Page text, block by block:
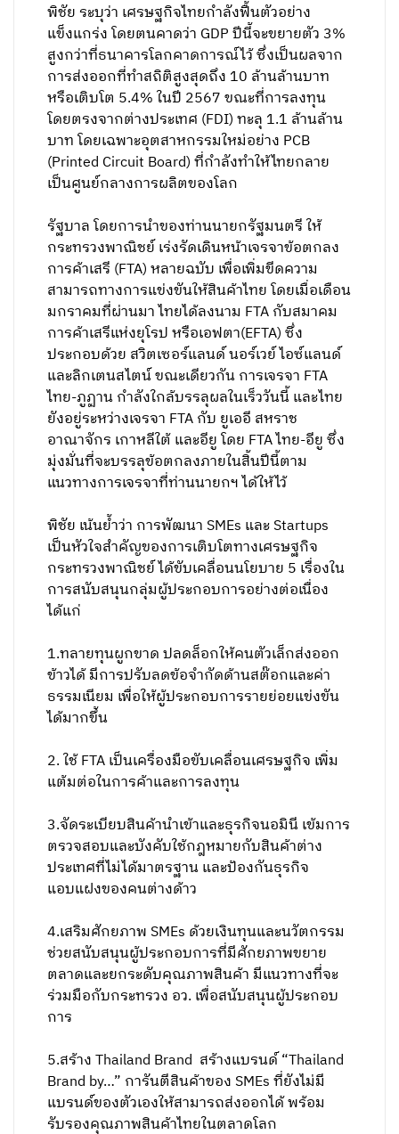
พิชัย ระบุว่า เศรษฐกิจไทยกำลังฟื้นตัวอย่าง
แข็งแกร่ง โดยตนคาดว่า GDP ปีนี้จะขยายตัว 3%
สูงกว่าที่ธนาคารโลกคาดการณ์ไว้ ซึ่งเป็นผลจาก
การส่งออกที่ทำสถิติสูงสุดถึง 10 ล้านล้านบาท
หรือเติบโต 5.4% ในปี 2567 ขณะที่การลงทุน
โดยตรงจากต่างประเทศ (FDI) ทะลุ 1.1 ล้านล้าน
บาท โดยเฉพาะอุตสาหกรรมใหม่อย่าง PCB
(Printed Circuit Board) ที่กำลังทำให้ไทยกลาย
เป็นศูนย์กลางการผลิตของโลก
รัฐบาล โดยการนำของท่านนายกรัฐมนตรี ให้
กระทรวงพาณิชย์ เร่งรัดเดินหน้าเจรจาข้อตกลง
การค้าเสรี (FTA) หลายฉบับ เพื่อเพิ่มขีดความ
สามารถทางการแข่งขันให้สินค้าไทย โดยเมื่อเดือน
มกราคมที่ผ่านมา ไทยได้ลงนาม FTA กับสมาคม
การค้าเสรีแห่งยุโรป หรือเอฟตา(EFTA) ซึ่ง
ประกอบด้วย สวิตเซอร์แลนด์ นอร์เวย์ ไอซ์แลนด์
และลิกเตนสไตน์ ขณะเดียวกัน การเจรจา FTA
ไทย-ภูฏาน กำลังใกล้บรรลุผลในเร็ววันนี้ และไทย
ยังอยู่ระหว่างเจรจา FTA กับ ยูเออี สหราช
อาณาจักร เกาหลีใต้ และอียู โดย FTA ไทย-อียู ซึ่ง
มุ่งมั่นที่จะบรรลุข้อตกลงภายในสิ้นปีนี้ตาม
แนวทางการเจรจาที่ท่านนายกฯ ได้ให้ไว้
พิชัย เน้นย้ำว่า การพัฒนา SMEs และ Startups
เป็นหัวใจสำคัญของการเติบโตทางเศรษฐกิจ
กระทรวงพาณิชย์ ได้ขับเคลื่อนนโยบาย 5 เรื่องใน
การสนับสนุนกลุ่มผู้ประกอบการอย่างต่อเนื่อง
ได้แก่
1.ทลายทุนผูกขาด ปลดล็อกให้คนตัวเล็กส่งออก
ข้าวได้ มีการปรับลดข้อจำกัดด้านสต๊อกและค่า
ธรรมเนียม เพื่อให้ผู้ประกอบการรายย่อยแข่งขัน
ได้มากขึ้น
2. ใช้ FTA เป็นเครื่องมือขับเคลื่อนเศรษฐกิจ เพิ่ม
แต้มต่อในการค้าและการลงทุน
3.จัดระเบียบสินค้านำเข้าและธุรกิจนอมินี เข้มการ
ตรวจสอบและบังคับใช้กฎหมายกับสินค้าต่าง
ประเทศที่ไม่ได้มาตรฐาน และป้องกันธุรกิจ
แอบแฝงของคนต่างด้าว
4.เสริมศักยภาพ SMEs ด้วยเงินทุนและนวัตกรรม
ช่วยสนับสนุนผู้ประกอบการที่มีศักยภาพขยาย
ตลาดและยกระดับคุณภาพสินค้า มีแนวทางที่จะ
ร่วมมือกับกระทรวง อว. เพื่อสนับสนุนผู้ประกอบ
การ
5.สร้าง Thailand Brand สร้างแบรนด์ “Thailand
Brand by…” การันตีสินค้าของ SMEs ที่ยังไม่มี
แบรนด์ของตัวเองให้สามารถส่งออกได้ พร้อม
รับรองคุณภาพสินค้าไทยในตลาดโลก